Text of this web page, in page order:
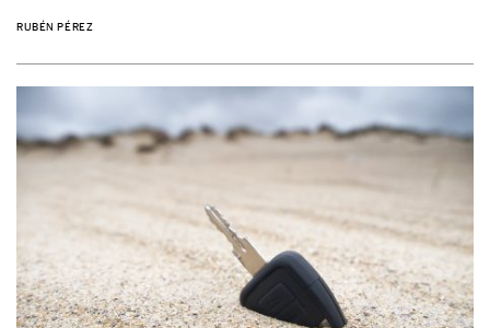
RUBÉN PÉREZ